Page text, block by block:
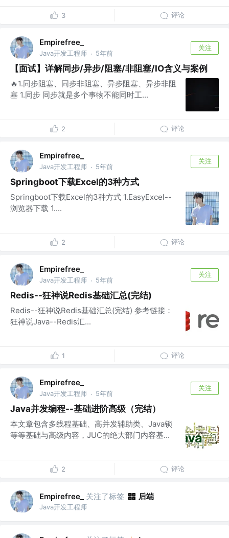
3 评论
Empirefree_
Java开发工程师 · 5年前
关注
【面试】详解同步/异步/阻塞/非阻塞/IO含义与案例
🔥1.同步阻塞、同步非阻塞、异步阻塞、异步非阻
塞 1.同步 同步就是多个事物不能同时工...
2 评论
Empirefree_
Java开发工程师 · 5年前
关注
Springboot下载Excel的3种方式
Springboot下载Excel的3种方式 1.EasyExcel--
浏览器下载 1....
2 评论
Empirefree_
Java开发工程师 · 5年前
关注
Redis--狂神说Redis基础汇总(完结)
Redis--狂神说Redis基础汇总(完结) 参考链接：
狂神说Java--Redis汇...
1 评论
Empirefree_
Java开发工程师 · 5年前
关注
Java并发编程--基础进阶高级（完结）
本文章包含多线程基础、高并发辅助类、Java锁
等等基础与高级内容，JUC的绝大部门内容基...
2 评论
Empirefree_ 关注了标签 后端
Java开发工程师